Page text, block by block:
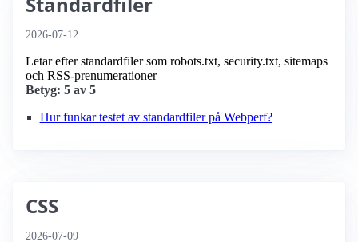
2026-07-12
Letar efter standardfiler som robots.txt, security.txt, sitemaps
och RSS-prenumerationer
Betyg: 5 av 5
Hur funkar testet av standardfiler på Webperf?
CSS
2026-07-09